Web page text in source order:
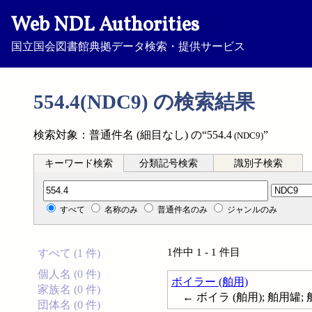
Web NDL Authorities
国立国会図書館典拠データ検索・提供サービス
554.4(NDC9) の検索結果
検索対象：普通件名 (細目なし) の“554.4 (NDC9)”
キーワード検索 分類記号検索 識別子検索
分類記号検索
すべて 名称のみ 普通件名のみ ジャンルのみ
すべて (1 件)
個人名 (0 件)
家族名 (0 件)
団体名 (0 件)
1件中 1 - 1 件目
ボイラー (舶用)
← ボイラ (舶用); 舶用罐;